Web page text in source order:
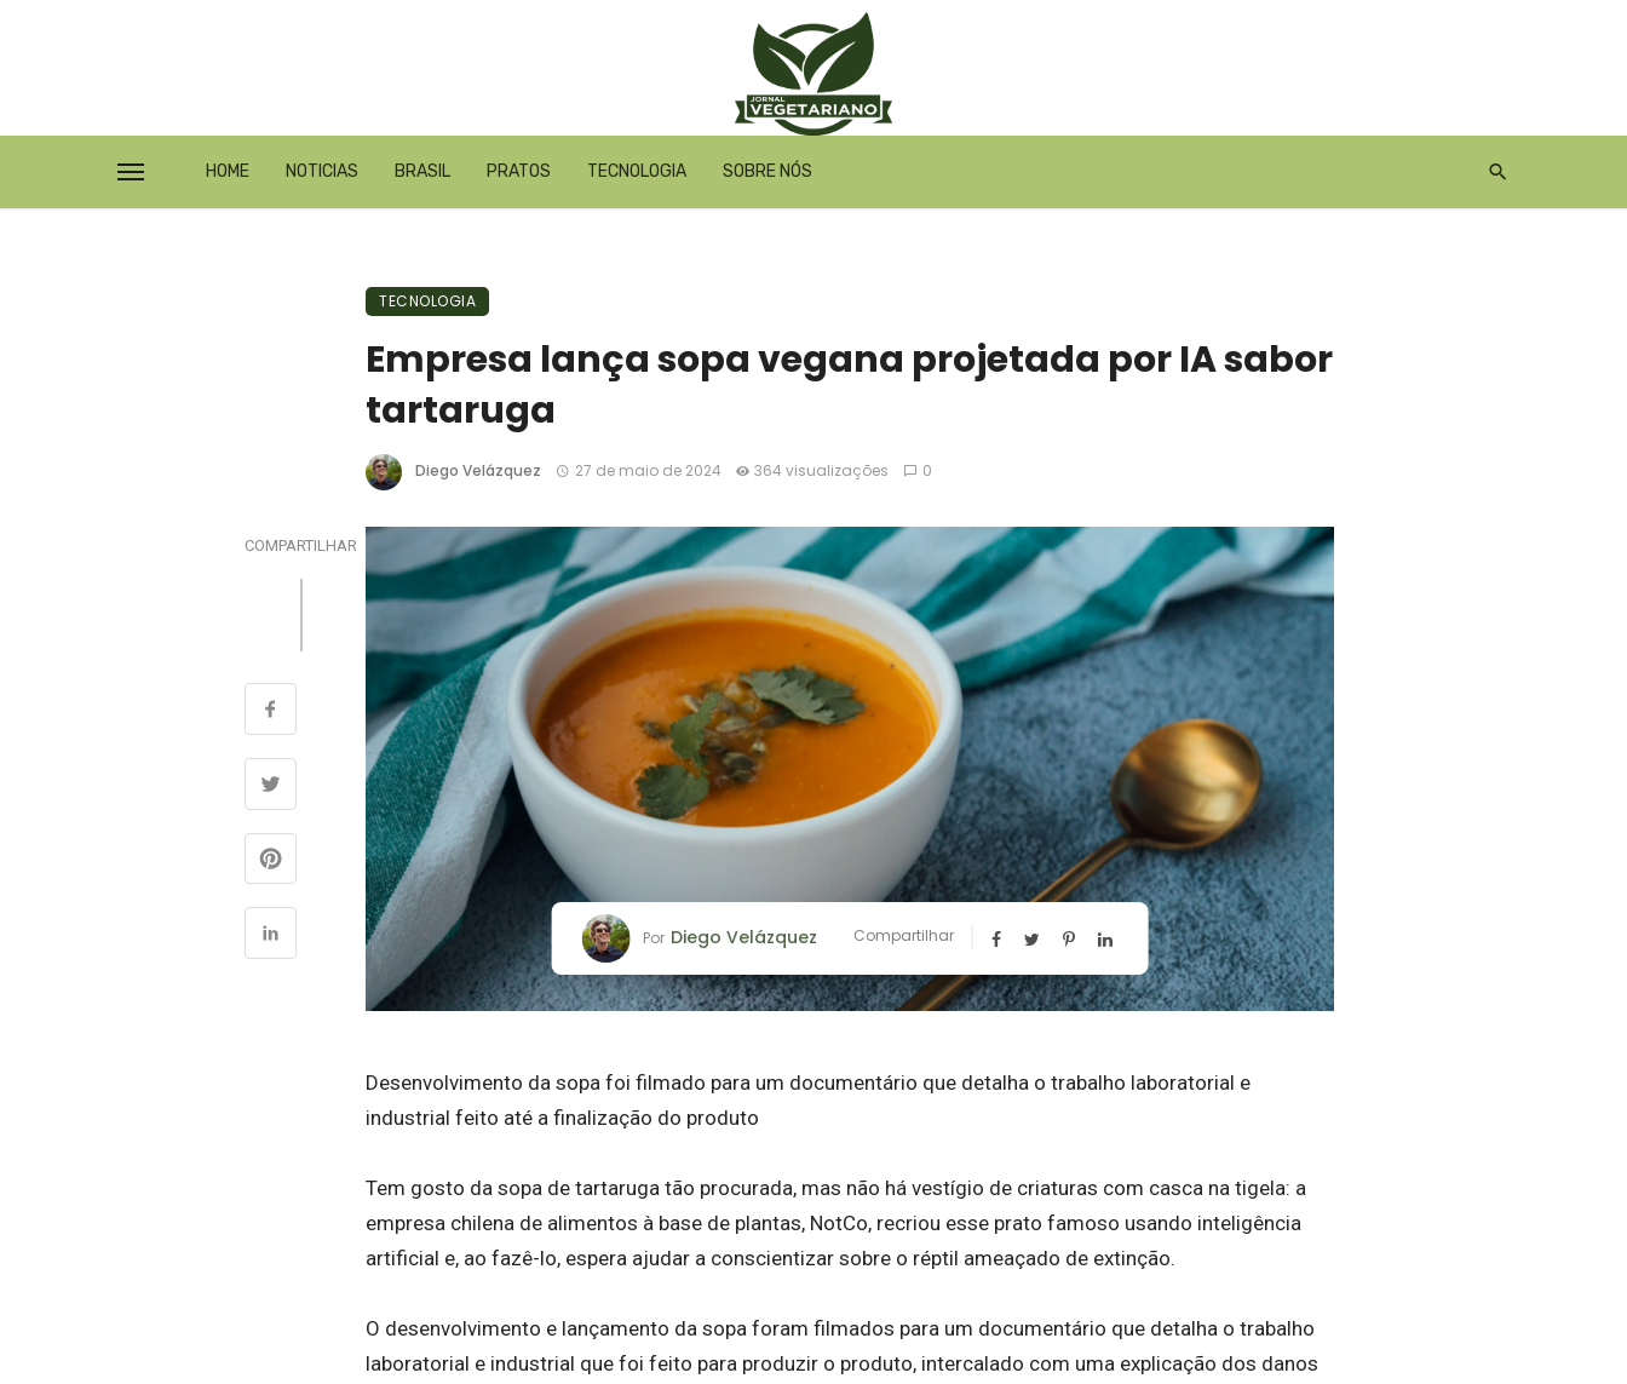
HOME NOTICIAS BRASIL PRATOS TECNOLOGIA SOBRE NÓS
TECNOLOGIA
Empresa lança sopa vegana projetada por IA sabor
tartaruga
Diego Velázquez 27 de maio de 2024 364 visualizações 0
COMPARTILHAR
Por Diego Velázquez Compartilhar
Desenvolvimento da sopa foi filmado para um documentário que detalha o trabalho laboratorial e
industrial feito até a finalização do produto
Tem gosto da sopa de tartaruga tão procurada, mas não há vestígio de criaturas com casca na tigela: a
empresa chilena de alimentos à base de plantas, NotCo, recriou esse prato famoso usando inteligência
artificial e, ao fazê-lo, espera ajudar a conscientizar sobre o réptil ameaçado de extinção.
O desenvolvimento e lançamento da sopa foram filmados para um documentário que detalha o trabalho
laboratorial e industrial que foi feito para produzir o produto, intercalado com uma explicação dos danos